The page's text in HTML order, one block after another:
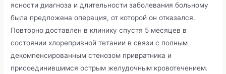
ясности диагноза и длительности заболевания больному
была предложена операция, от которой он отказался.
Повторно доставлен в клинику спустя 5 месяцев в
состоянии хлорепривной тетании в связи с полным
декомпенсированным стенозом привратника и
присоединившимся острым желудочным кровотечением.